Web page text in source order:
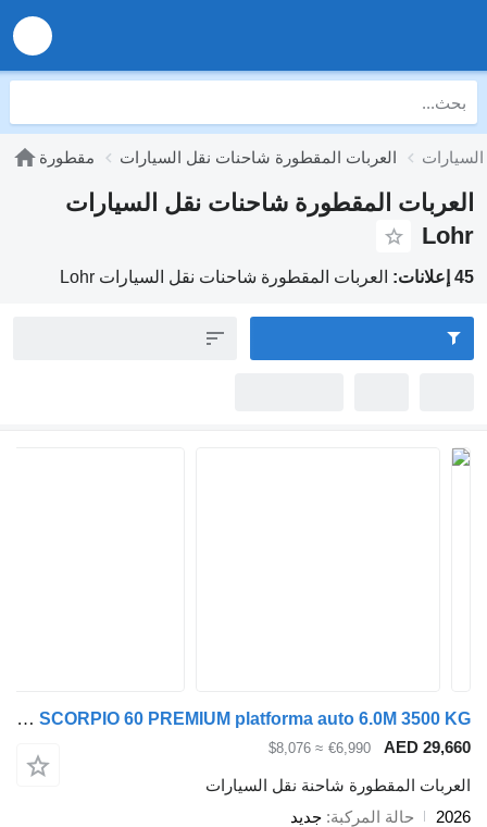
مقطورة العربات المقطورة شاحنات نقل السيارات
المقطورة شاحنات نقل السيارات
العربات المقطورة شاحنات نقل السيارات Lohr
TA-NO SCORPIO 60 PREMIUM platforma auto 6.0M 3500 KG
€6,990
≈ $8,076
المقطورة شاحنة نقل السيارات
حالة المركبة جديد